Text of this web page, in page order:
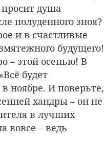
душа
полуденного зноя?
и в счастливые
будущего!
– этой осенью! В
будет
ноябре. И поверьте,
хандры – он не
в лучших
вовсе – ведь